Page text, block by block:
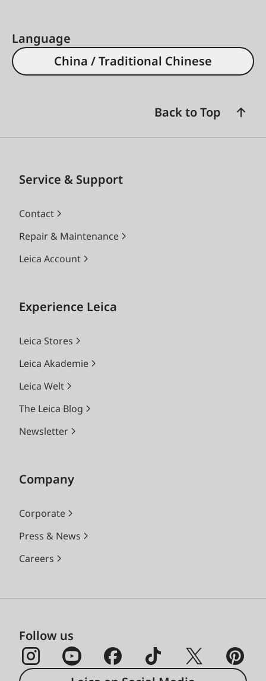
Language
China / Traditional Chinese
Back to Top
Service & Support
Contact
Repair & Maintenance
Leica Account
Experience Leica
Leica Stores
Leica Akademie
Leica Welt
The Leica Blog
Newsletter
Company
Corporate
Press & News
Careers
Follow us